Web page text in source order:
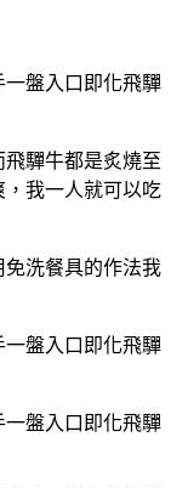
驒牛都是炙燒至
，我一人就可以吃
洗餐具的作法我